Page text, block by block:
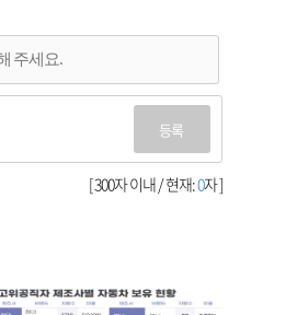
등록
[ 300자 이내 / 현재:0자 ]